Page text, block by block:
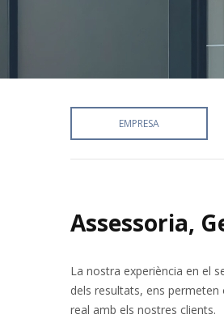
EMPRESA
Assessoria,
La nostra experiència en el
dels resultats, ens
real amb els nostres clients.